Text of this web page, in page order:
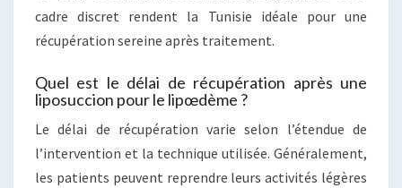
cadre discret rendent la Tunisie idéale pour une
récupération sereine après traitement.
Quel est le délai de récupération après une
liposuccion pour le lipœdème ?
Le délai de récupération varie selon l’étendue de
l’intervention et la technique utilisée. Généralement,
les patients peuvent reprendre leurs activités légères